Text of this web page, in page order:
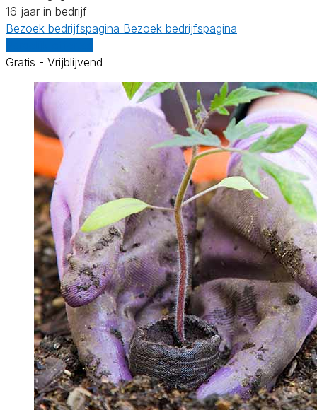
16 jaar in bedrijf
Bezoek bedrijfspagina Bezoek bedrijfspagina
Gratis - Vrijblijvend